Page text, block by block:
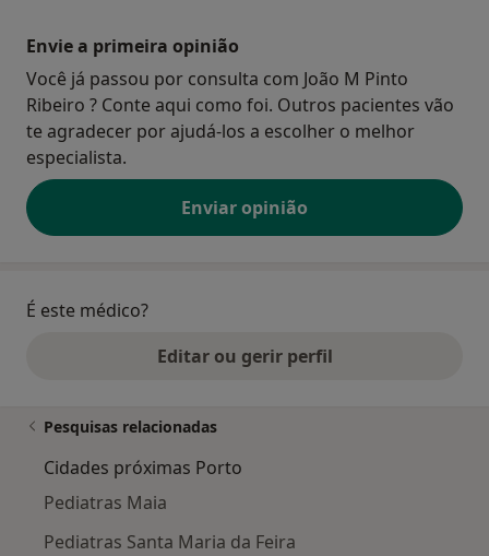
Envie a primeira opinião
Você já passou por consulta com João M Pinto
Ribeiro ? Conte aqui como foi. Outros pacientes vão
te agradecer por ajudá-los a escolher o melhor
especialista.
Enviar opinião
É este médico?
Editar ou gerir perfil
Pesquisas relacionadas
Cidades próximas Porto
Pediatras Maia
Pediatras Santa Maria da Feira